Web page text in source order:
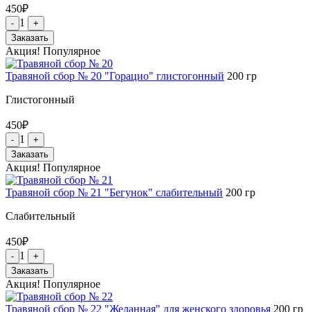
450₽
- 1
+
Заказать
Акция! Популярное
Травяной сбор № 20 "Горацио" глистогонный 200 гр
Глистогонный
450₽
- 1
+
Заказать
Акция! Популярное
Травяной сбор № 21 "Бегунок" слабительный 200 гр
Слабительный
450₽
- 1
+
Заказать
Акция! Популярное
Травяной сбор № 22 "Желанная" для женского здоровья 200 гр